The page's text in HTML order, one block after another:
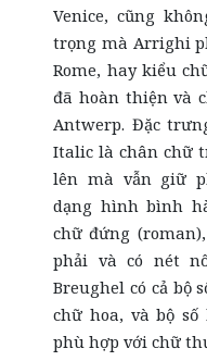
Venice, cũng
trọng mà Arrighi
Rome, hay kiểu
đã hoàn thiện và
Antwerp. Đặc
Italic là chân chữ
lên mà vẫn giữ
dạng hình bình
chữ đứng
phải và có nét
Breughel có cả bộ
chữ hoa, và bộ
phù hợp với chữ